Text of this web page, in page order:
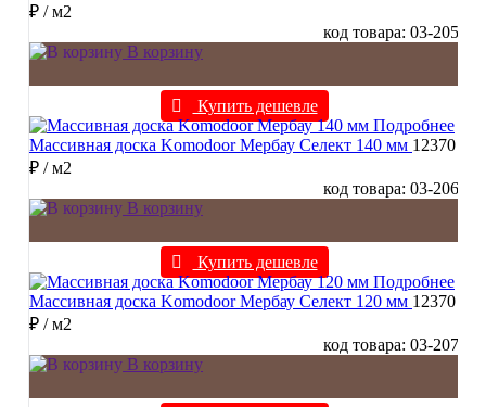
₽ / м2
код товара: 03-205
В корзину
Купить дешевле
Подробнее
Массивная доска Komodoor Мербау Селект 140 мм 12370
₽ / м2
код товара: 03-206
В корзину
Купить дешевле
Подробнее
Массивная доска Komodoor Мербау Селект 120 мм 12370
₽ / м2
код товара: 03-207
В корзину